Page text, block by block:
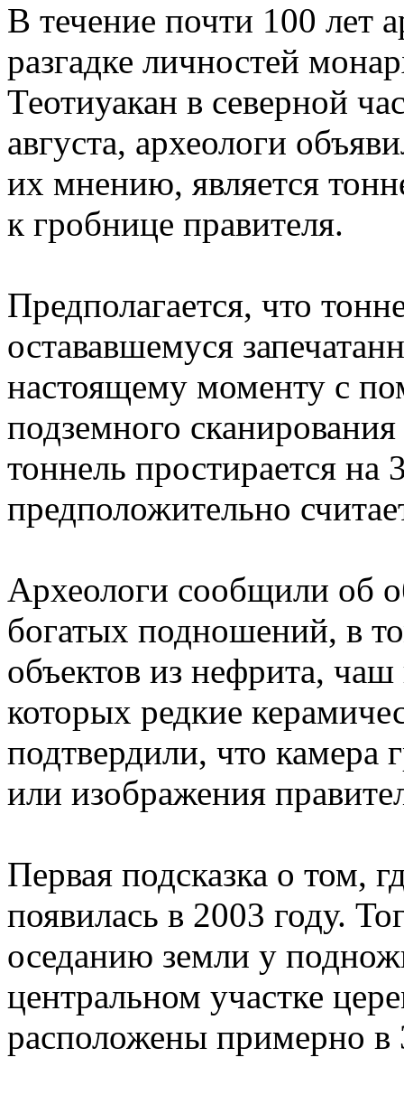
В течение почти 100 лет
разгадке личностей
Теотиуакан в северной
августа, археологи
их мнению, является
к гробнице правителя.
Предполагается, что
остававшемуся
настоящему моменту с
подземного
тоннель простирается на
предположительно
Археологи сообщили об
богатых подношений, в
объектов из нефрита,
которых редкие
подтвердили, что камера
или изображения
Первая подсказка о том,
появилась в 2003 году.
оседанию земли у
центральном участке
расположены примерно в